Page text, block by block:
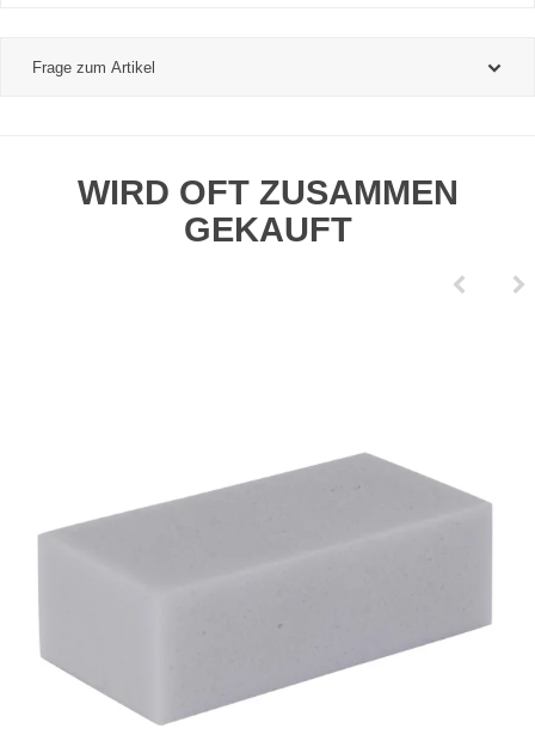
Frage zum Artikel
WIRD OFT ZUSAMMEN
GEKAUFT